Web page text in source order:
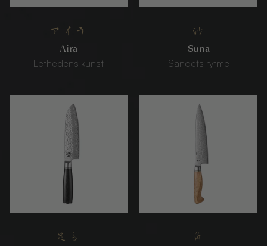
アイラ
Aira
Lethedens kunst
砂
Suna
Sandets rytme
足る 角